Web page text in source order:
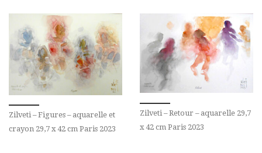
Zilveti – Figures – aquarelle et
crayon 29,7 x 42 cm Paris 2023
Zilveti – Retour – aquarelle 29,7
x 42 cm Paris 2023